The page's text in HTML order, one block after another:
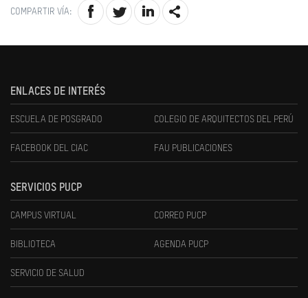
COMPARTIR VÍA:
ENLACES DE INTERÉS
ESCUELA DE POSGRADO COLEGIO DE ARQUITECTOS DEL PERÚ
FACEBOOK DEL CIAC FAU PUBLICACIONES
SERVICIOS PUCP
CAMPUS VIRTUAL CORREO PUCP
BIBLIOTECA AGENDA PUCP
SERVICIO DE SALUD